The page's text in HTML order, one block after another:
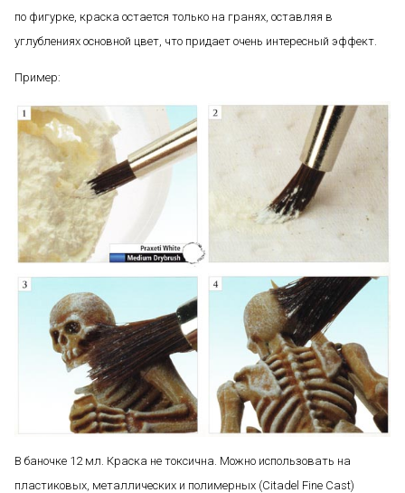
по фигурке, краска остается только на гранях, оставляя в
углублениях основной цвет, что придает очень интересный эффект.
Пример:
В баночке 12 мл. Краска не токсична. Можно использовать на
пластиковых, металлических и полимерных (Citadel Fine Cast)